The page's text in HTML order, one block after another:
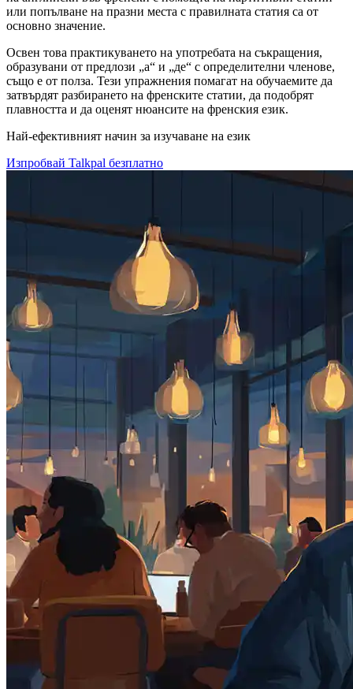
или попълване на празни места с правилната статия са от
основно значение.
Освен това практикуването на употребата на съкращения,
образувани от предлози „а“ и „де“ с определителни членове,
също е от полза. Тези упражнения помагат на обучаемите да
затвърдят разбирането на френските статии, да подобрят
плавността и да оценят нюансите на френския език.
Най-ефективният начин за изучаване на език
Изпробвай Talkpal безплатно